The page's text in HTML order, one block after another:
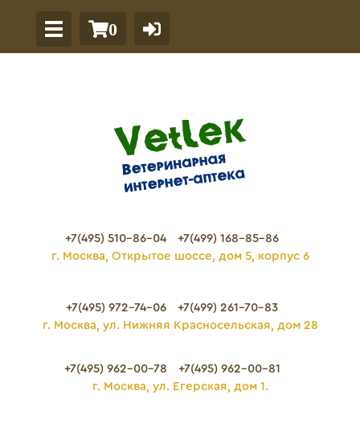
0
+7(495) 510-86-04
+7(499) 168-85-86
г. Москва, Открытое шоссе, дом 5, корпус 6
+7(495) 972-74-06
+7(499) 261-70-83
г. Москва, ул. Нижняя Красносельская, дом 28
+7(495) 962-00-78
+7(495) 962-00-81
г. Москва, ул. Егерская, дом 1.